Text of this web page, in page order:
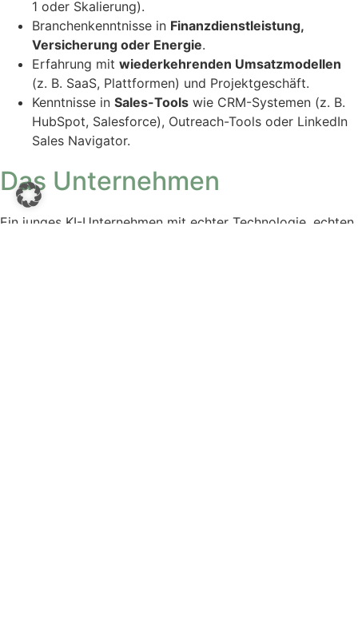
1 oder Skalierung).
Branchenkenntnisse in Finanzdienstleistung,
Versicherung oder Energie.
Erfahrung mit wiederkehrenden Umsatzmodellen
(z. B. SaaS, Plattformen) und Projektgeschäft.
Kenntnisse in Sales-Tools wie CRM-Systemen (z. B.
HubSpot, Salesforce), Outreach-Tools oder LinkedIn
Sales Navigator.
Das Unternehmen
Ein junges KI-Unternehmen mit echter Technologie, echten